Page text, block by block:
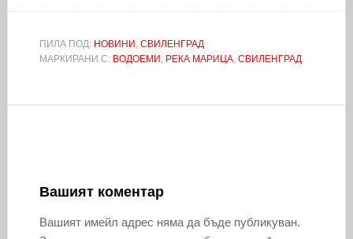
ПИЛА ПОД: НОВИНИ , СВИЛЕНГРАД
МАРКИРАНИ С: ВОДОЕМИ , РЕКА МАРИЦА, СВИЛЕНГРАД
Вашият коментар
Вашият имейл адрес няма да бъде публикуван.